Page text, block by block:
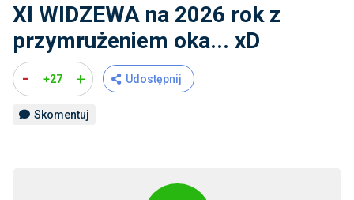
XI WIDZEWA na 2026 rok z
przymrużeniem oka... xD
- +27 + Udostępnij
Skomentuj